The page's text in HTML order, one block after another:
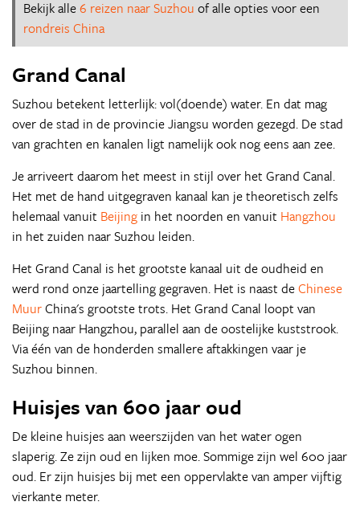
Bekijk alle6 reizen naar Suzhou of alle opties voor een
rondreis China
Grand Canal
Suzhou betekent letterlijk: vol(doende) water. En dat mag
over de stad in de provincie Jiangsu worden gezegd. De stad
van grachten en kanalen ligt namelijk ook nog eens aan zee.
Je arriveert daarom het meest in stijl over het Grand Canal.
Het met de hand uitgegraven kanaal kan je theoretisch zelfs
helemaal vanuit Beijing in het noorden en vanuit Hangzhou
in het zuiden naar Suzhou leiden.
Het Grand Canal is het grootste kanaal uit de oudheid en
werd rond onze jaartelling gegraven. Het is naast deChinese
MuurChina's grootste trots. Het Grand Canal loopt van
Beijing naar Hangzhou, parallel aan de oostelijke kuststrook.
Via één van de honderden smallere aftakkingen vaar je
Suzhou binnen.
Huisjes van 600 jaar oud
De kleine huisjes aan weerszijden van het water ogen
slaperig. Ze zijn oud en lijken moe. Sommige zijn wel 600 jaar
oud. Er zijn huisjes bij met een oppervlakte van amper vijftig
vierkante meter.